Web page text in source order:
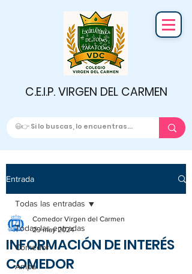
C.E.I.P. VIRGEN DEL CARMEN
Entrada
Todas las entradas
Comedor
Ampa
Todas las entradas
INFORMACIÓN DE INTERÉS
COMEDOR
Comedor Virgen del Carmen
29 may 2024